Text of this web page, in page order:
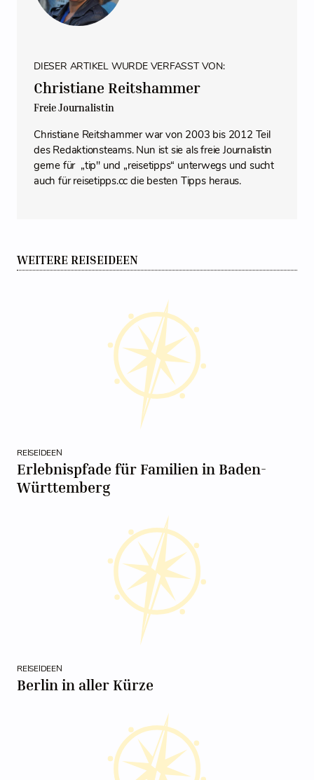
DIESER ARTIKEL WURDE VERFASST VON:
Christiane Reitshammer
Freie Journalistin
Christiane Reitshammer war von 2003 bis 2012 Teil
des Redaktionsteams. Nun ist sie als freie Journalistin
gerne für „tip" und „reisetipps“ unterwegs und sucht
auch für reisetipps.cc die besten Tipps heraus.
WEITERE REISEIDEEN
REISEIDEEN
Erlebnispfade für Familien in Baden-
Württemberg
REISEIDEEN
Berlin in aller Kürze